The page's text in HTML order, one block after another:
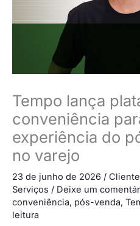
Tempo lança
conveniência
experiência do
no varejo
23 de junho de 2026 /
Serviços / Deixe um
conveniência, pós-venda,
leitura